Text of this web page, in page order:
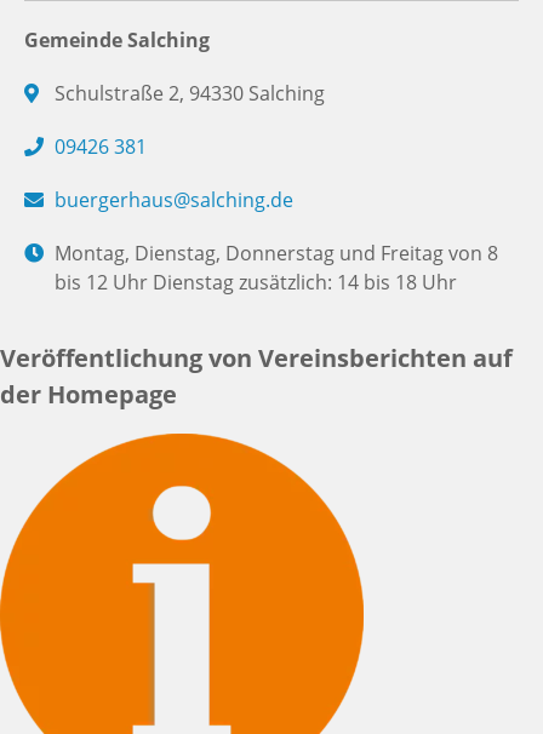
Gemeinde Salching
Schulstraße 2, 94330 Salching
09426 381
buergerhaus@salching.de
Montag, Dienstag, Donnerstag und Freitag von 8
bis 12 Uhr Dienstag zusätzlich: 14 bis 18 Uhr
Veröffentlichung von Vereinsberichten auf
der Homepage